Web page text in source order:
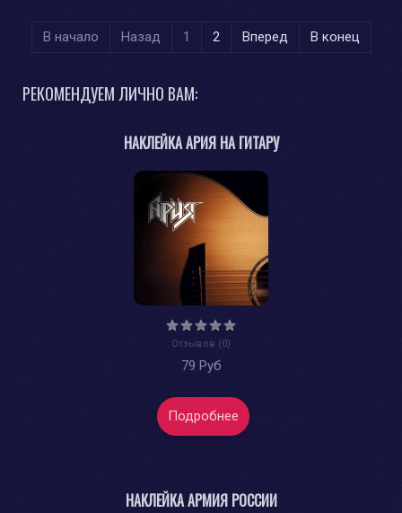
В начало Назад 1 2 Вперед В конец
РЕКОМЕНДУЕМ ЛИЧНО ВАМ:
НАКЛЕЙКА АРИЯ НА ГИТАРУ
Отзывов (0)
79 Руб
Подробнее
НАКЛЕЙКА АРМИЯ РОССИИ